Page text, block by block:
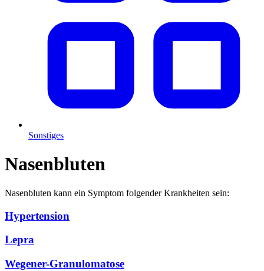
Sonstiges
Nasenbluten
Nasenbluten kann ein Symptom folgender Krankheiten sein:
Hypertension
Lepra
Wegener-Granulomatose